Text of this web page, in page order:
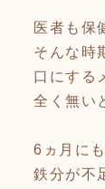
医者も保
そんな時
口にする
全く無い
6ヵ月に
鉄分が不